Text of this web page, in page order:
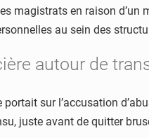
magistrats en raison
au sein des
autour de
portait sur l’accusation
juste avant de quitter